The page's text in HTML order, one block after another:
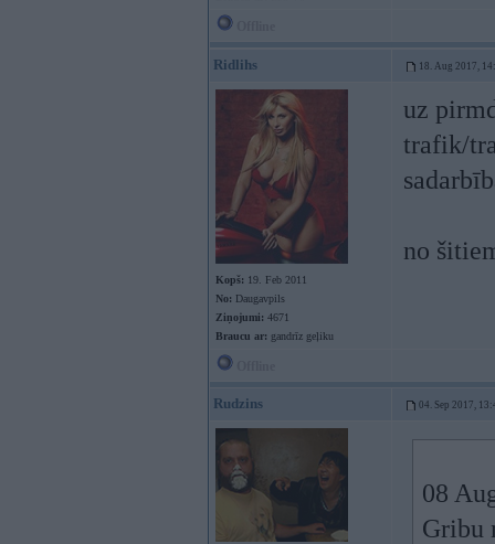
Ridlihs 18. Aug 2017,
Kopš: 19. Feb 2011
No: Daugavpils
Ziņojumi: 4671
Braucu ar: gandrīz geļiku
uz
trafik/
no
Rudzins 04. Sep 2017,
08
Gribu